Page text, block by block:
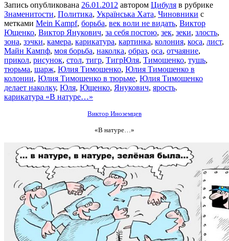
Запись опубликована 26.01.2012 автором Цибуля в рубрике
Знаменитости, Политика, Українська Хата, Чиновники с
метками Mein Kampf, борьба, век воли не видать, Виктор
Ющенко, Виктор Янукович, за себя постою, зек, зеки, злость,
зона, зэчки, камера, карикатура, картинка, колония, коса, лист,
Майн Кампф, моя борьба, наколка, образ, оса, отчаяние,
прикол, рисунок, стол, тигр, ТигрЮля, Тимошенко, тушь,
тюрьма, шарж, Юлия Тимошенко, Юлия Тимошенко в
колонии, Юлия Тимошенко в тюрьме, Юлия Тимошенко
делает наколку, Юля, Ющенко, Янукович, ярость.
карикатура «В натуре…»
Виктор Иноземцев
«В натуре…»